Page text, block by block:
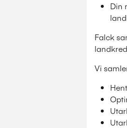
Din
Falck
Vi